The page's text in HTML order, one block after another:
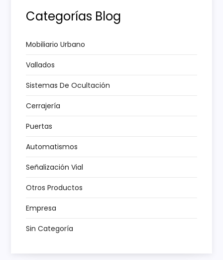
ó
n
d
e
e
n
t
r
a
d
a
Categorías Blog
Mobiliario Urbano
Vallados
Sistemas De Ocultación
Cerrajería
Puertas
Automatismos
Señalización Vial
Otros Productos
Empresa
Sin Categoría